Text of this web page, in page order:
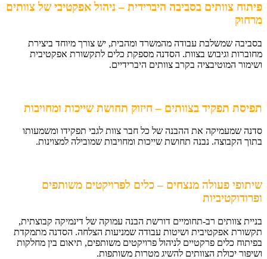
פיתוח צוותים בסביבה היברידית – ניהול אפקטיבי של צוותים
מרחוק
בסביבה שמשלבת עבודה מהמשרד ומהבית, יש צורך מיוחד ביצירת
מחוברות וגיבוש בצוות. הסדנה מספקת כלים לתקשורת אפקטיבית
ושימור המוטיבציה בקרב צוותים היברידיים.
תפיסת תפקיד בצוותים – חיזוק תחושת שייכות ומחויבות
סדנה שמעמיקה את ההבנה של כל חבר צוות לגבי תפקידו ומשמעותו
בתוך הקבוצה. נבנה תחושת שייכות ומחויבות שמובילה למצוינות.
שיתופי פעולה מנצחים – כלים לפרויקטים משותפים
ופרודוקטיביות
בניית צוותים רב-תחומיים דורשת הבנה עמוקה של דינמיקה קבוצתית,
תקשורת אפקטיבית ושיטות עבודה שמניעות הצלחה. הסדנה מתמקדת
בפיתוח כלים פרקטיים לניהול פרויקטים משותפים, תיאום בין מחלקות
ושיפור יכולת הצוותים להשיג מטרות משותפות.